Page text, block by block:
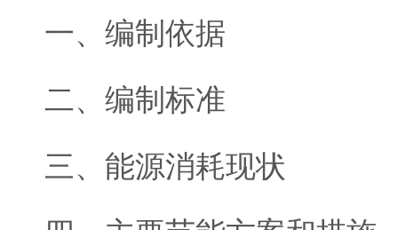
一、编制依据
二、编制标准
三、能源消耗现状